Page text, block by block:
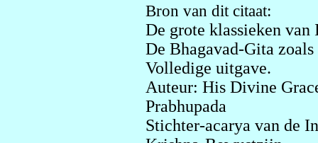
Bron van dit citaat:
De grote klassieken van
De Bhagavad-Gita zoals
Volledige uitgave.
Auteur: His Divine
Prabhupada
Stichter-acarya van de